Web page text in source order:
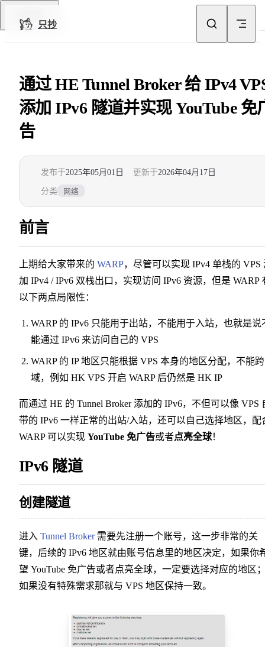
只抄
通过 HE Tunnel Broker 给 IPv4
添加 IPv6 隧道并实现 YouTube 免
告
发布于2025年05月01日 更新于2026年04月17日
分类 网络
前言
上期给大家带来的 WARP，尽管可以实现 IPv4 单栈的 VPS
加 IPv4 / IPv6 双栈出口，实现访问 IPv6 资源，但是 WARP
以下两点局限性：
WARP 的 IPv6 只能用于出站，不能用于入站，也就是说
能通过 IPv6 来访问自己的 VPS
WARP 的 IP 地区只能根据 VPS 本身的地区分配，不能
域，例如 HK VPS 开启 WARP 后仍然是 HK IP
而通过 HE 的 Tunnel Broker 添加的 IPv6，不但可以像 VPS
带的 IPv6 一样正常的出站/入站，还可以自己选择地区，配
WARP 可以实现 YouTube 免广告或者点亮全球！
IPv6 隧道
创建隧道
进入 Tunnel Broker需要先注册一个账号，这一步非常的关
键，后续的 IPv6 地区就由账号信息里的地区决定，如果你
望 YouTube 免广告或者点亮全球，一定要选择对应的地区
如果没有特殊需求那就与 VPS 地区保持一致。